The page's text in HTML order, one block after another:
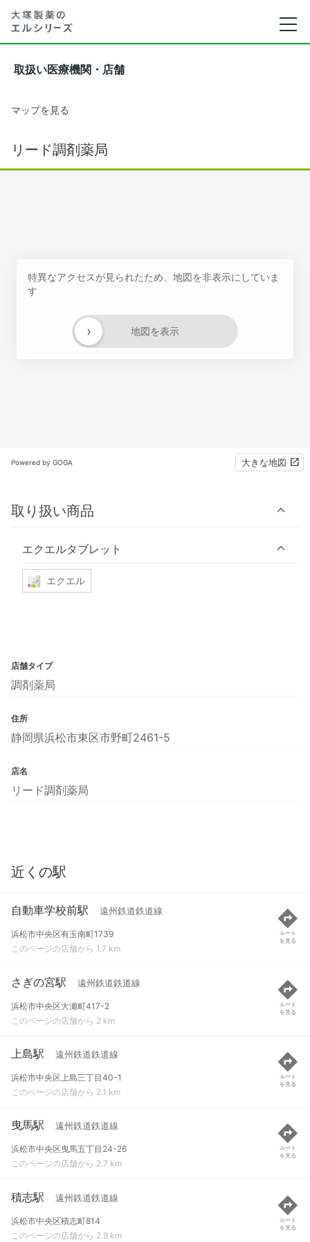
取扱い医療機関・店舗
マップを見る
リード調剤薬局
特異なアクセスが見られたため、地図を非表示にしていま
す
地図を表示
›
Powered by GOGA 大きな地図
取り扱い商品
エクエルタブレット
エクエル
店舗タイプ
調剤薬局
住所
静岡県浜松市東区市野町2461-5
店名
リード調剤薬局
近くの駅
自動車学校前駅 遠州鉄道鉄道線
浜松市中央区有玉南町1739
このページの店舗から 1.7 km
ルート
を見る
さぎの宮駅 遠州鉄道鉄道線
浜松市中央区大瀬町417-2
このページの店舗から 2 km
ルート
を見る
上島駅 遠州鉄道鉄道線
浜松市中央区上島三丁目40-1
このページの店舗から 2.1 km
ルート
を見る
曳馬駅 遠州鉄道鉄道線
浜松市中央区曳馬五丁目24-26
このページの店舗から 2.7 km
ルート
を見る
積志駅 遠州鉄道鉄道線
浜松市中央区積志町814
このページの店舗から 2.9 km
ルート
を見る